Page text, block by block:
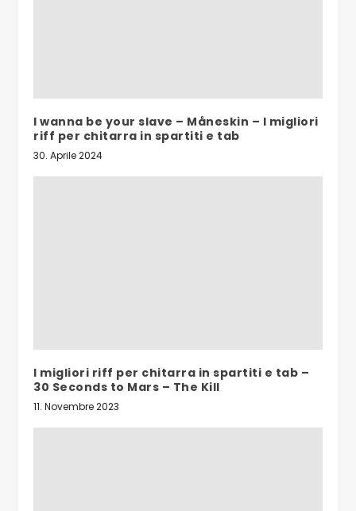
I wanna be your slave – Måneskin – I migliori
riff per chitarra in spartiti e tab
30. Aprile 2024
I migliori riff per chitarra in spartiti e tab –
30 Seconds to Mars – The Kill
11. Novembre 2023